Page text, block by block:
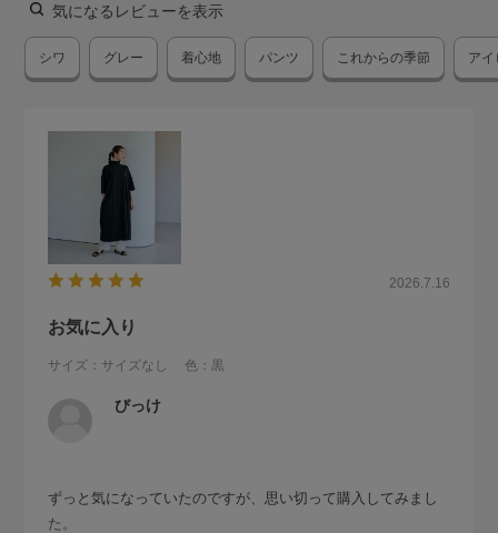
気になるレビューを表示
シワ グレー 着心地 パンツ これからの季節 ア
2026.7.16
お気に入り
サイズ：サイズなし 色：黒
びっけ
ずっと気になっていたのですが、思い切って購入してみまし
た。